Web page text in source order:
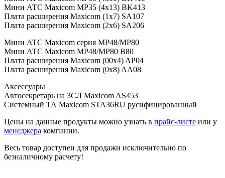
Мини АТС Maxicom MP35 (4x13) BK413
Плата расширения Maxicom (1x7) SA107
Плата расширения Maxicom (2x6) SA206
Мини АТС Maxicom cерия MP48/MP80
Мини АТС Maxicom MP48/MP80 B80
Плата расширения Maxicom (00x4) AP04
Плата расширения Maxicom (0x8) AA08
Аксессуары
Автосекретарь на 3СЛ Maxicom AS453
Системный ТА Maxicom STA36RU русифицированный
Цены на данные продукты можно узнать в прайс-листе или у
менеджера компании.
Весь товар доступен для продажи исключительно по
безналичному расчету!